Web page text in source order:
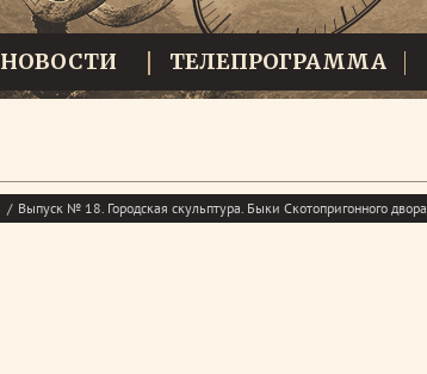
НОВОСТИ ТЕЛЕПРОГРАММА
Выпуск № 18. Городская скульптура. Быки Скотопригонного двора